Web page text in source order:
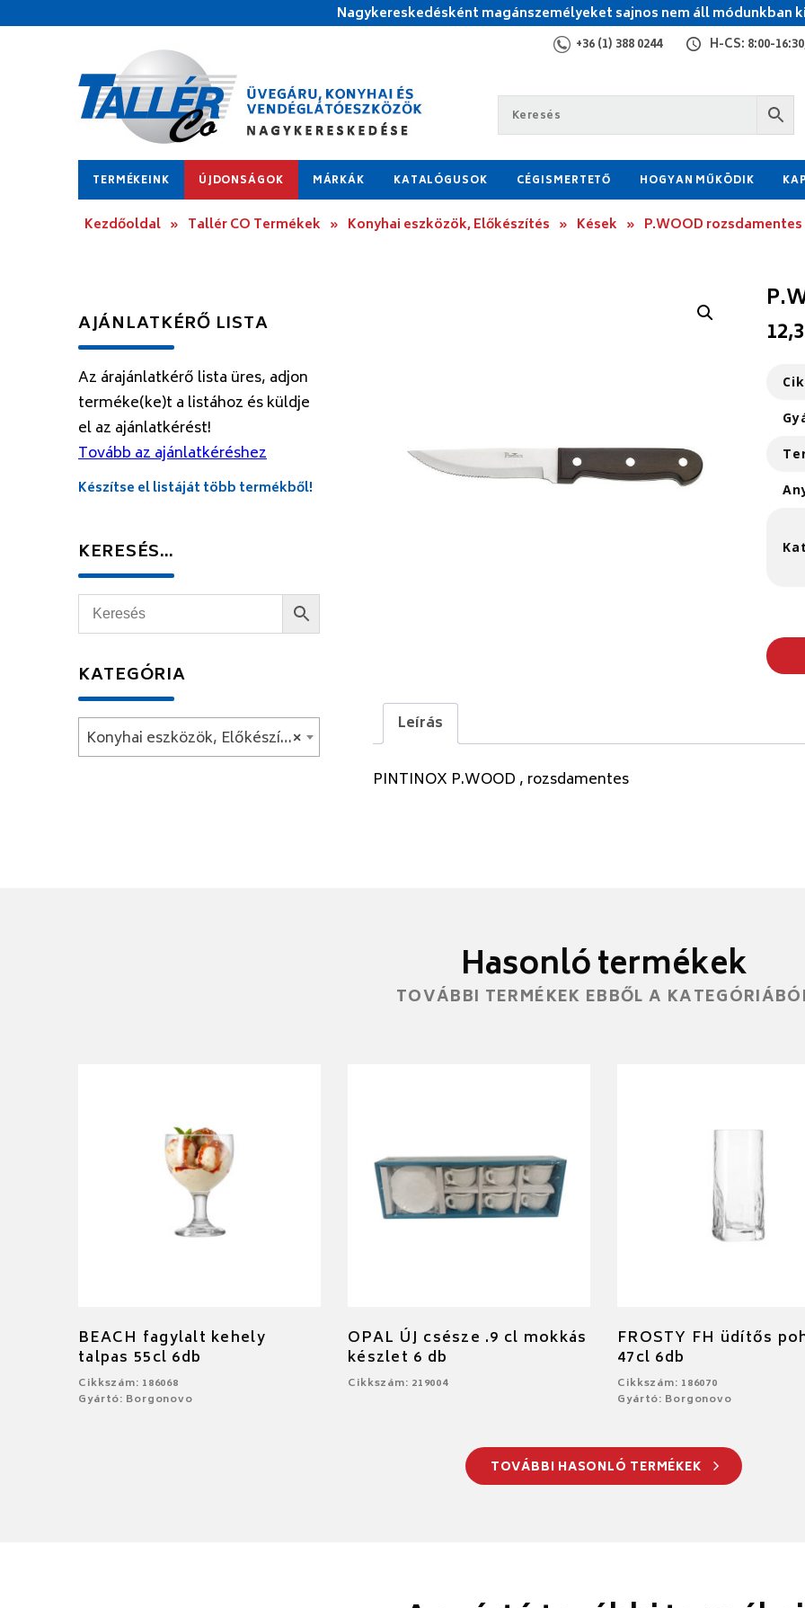
Nagykereskedésként magánszemélyeket sajnos nem áll módunkban
+36 (1) 388 0244 H-CS: 8:00-
TERMÉKEINK ÚJDONSÁGOK MÁRKÁK KATALÓGUSOK CÉGISMERTETŐ HOGYAN MŰKÖDIK
Kezdőoldal » Tallér CO Termékek » Konyhai eszközök, Előkészítés » Kések » P.WOOD
Leírás
PINTINOX P.WOOD , rozsdamentes
AJÁNLATKÉRŐ LISTA
Az árajánlatkérő lista üres, adjon
terméke(ke)t a listához és küldje
el az ajánlatkérést!
Tovább az ajánlatkéréshez
Készítse el listáját több termékből!
KERESÉS…
KATEGÓRIA
×
Konyhai eszközök, Előkészítés
Hasonló termékek
TOVÁBBI TERMÉKEK EBBŐL A
BEACH fagylalt kehely
talpas 55cl 6db
Cikkszám: 186068
Gyártó: Borgonovo
OPAL ÚJ csésze .9 cl mokkás
készlet 6 db
Cikkszám: 219004
FROSTY FH üdítős
47cl 6db
Cikkszám: 186070
Gyártó: Borgonovo
TOVÁBBI HASONLÓ TERMÉKEK